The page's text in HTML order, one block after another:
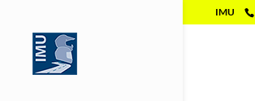
IMU